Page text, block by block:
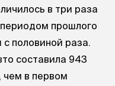
в три раза
прошлого
половиной раза.
составила 943
чем в первом